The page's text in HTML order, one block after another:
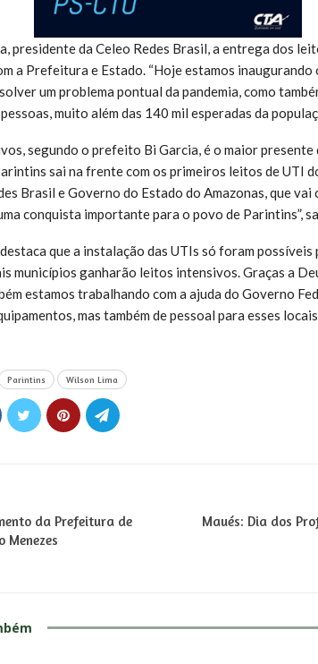
presidente da Celeo Redes Brasil, a entrega dos
a Prefeitura e Estado. “Hoje estamos inaugurando
um problema pontual da pandemia, como
muito além das 140 mil esperadas da
segundo o prefeito Bi Garcia, é o maior presente
sai na frente com os primeiros leitos de UTI
Brasil e Governo do Estado do Amazonas, que
conquista importante para o povo de Parintins”,
que a instalação das UTIs só foram possíveis
municípios ganharão leitos intensivos. Graças a
estamos trabalhando com a ajuda do Governo
mas também de pessoal para esses
Parintins Wilson Lima
da Prefeitura de
Menezes
Maués: Dia dos